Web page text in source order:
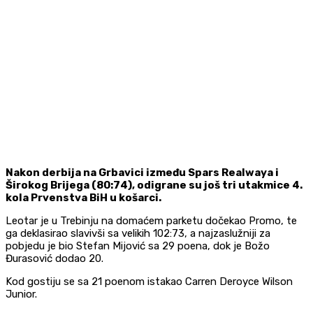
Nakon derbija na Grbavici između Spars Realwaya i
Širokog Brijega (80:74), odigrane su još tri utakmice 4.
kola Prvenstva BiH u košarci.
Leotar je u Trebinju na domaćem parketu dočekao Promo, te
ga deklasirao slavivši sa velikih 102:73, a najzaslužniji za
pobjedu je bio Stefan Mijović sa 29 poena, dok je Božo
Đurasović dodao 20.
Kod gostiju se sa 21 poenom istakao Carren Deroyce Wilson
Junior.